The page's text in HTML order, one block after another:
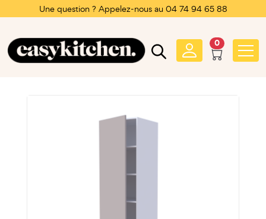
Une question ? Appelez-nous au 04 74 94 65 88
0